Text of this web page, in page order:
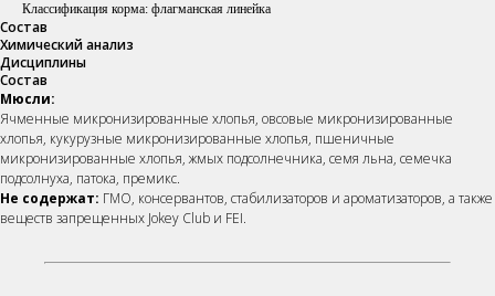
Классификация корма: флагманская линейка
Состав
Химический анализ
Дисциплины
Состав
Мюсли:
Ячменные микронизированные хлопья, овсовые микронизированные
хлопья, кукурузные микронизированные хлопья, пшеничные
микронизированные хлопья, жмых подсолнечника, семя льна, семечка
подсолнуха, патока, премикс.
Не содержат: ГМО, консервантов, стабилизаторов и ароматизаторов, а также
веществ запрещенных Jokey Club и FEI.